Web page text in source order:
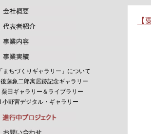
「まちづくりギャラリー」について
Ⅰ 後藤象二郎寓居跡記念ギャラリー
Ⅱ 粟田ギャラリー＆ライブラリー
Ⅲ 小野宮デジタル・ギャラリー
【